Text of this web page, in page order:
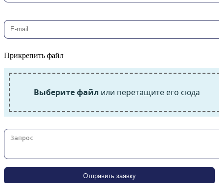
Прикрепить файл
Выберите файл или перетащите его сюда